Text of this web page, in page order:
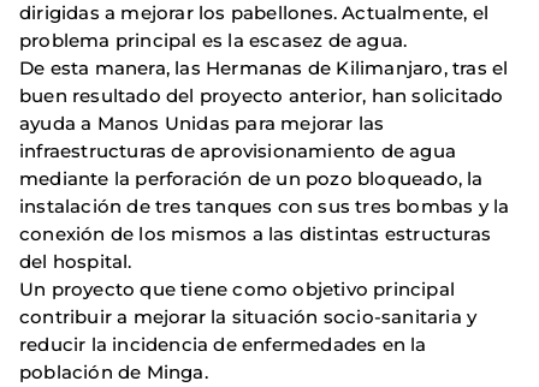
dirigidas a mejorar los pabellones. Actualmente, el
problema principal es la escasez de agua.
De esta manera, las Hermanas de Kilimanjaro, tras el
buen resultado del proyecto anterior, han solicitado
ayuda a Manos Unidas para mejorar las
infraestructuras de aprovisionamiento de agua
mediante la perforación de un pozo bloqueado, la
instalación de tres tanques con sus tres bombas y la
conexión de los mismos a las distintas estructuras
del hospital.
Un proyecto que tiene como objetivo principal
contribuir a mejorar la situación socio-sanitaria y
reducir la incidencia de enfermedades en la
población de Minga.